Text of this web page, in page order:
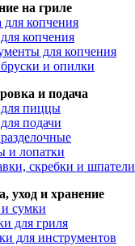
на гриле
для копчения
копчения
для копчения
и опилки
и подача
пиццы
подачи
и лопатки
скребки и шпатели
уход и хранение
сумки
для гриля
для инструментов